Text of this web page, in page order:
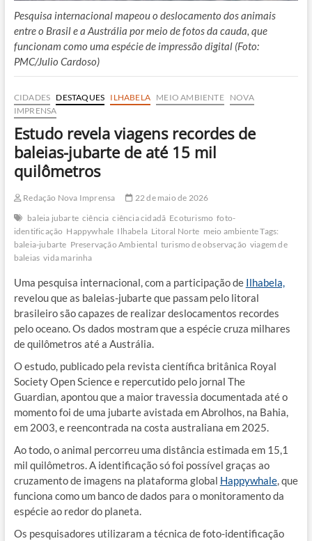
Pesquisa internacional mapeou o deslocamento dos animais
entre o Brasil e a Austrália por meio de fotos da cauda, que
funcionam como uma espécie de impressão digital (Foto:
PMC/Julio Cardoso)
CIDADES DESTAQUES ILHABELA MEIO AMBIENTE
NOVA
IMPRENSA
Estudo revela viagens recordes de
baleias-jubarte de até 15 mil
quilômetros
Redação Nova Imprensa
22 de maio de 2026
baleia jubarte ciência ciência cidadã Ecoturismo foto-
identificação Happywhale Ilhabela Litoral Norte meio ambiente Tags:
baleia-jubarte Preservação Ambiental turismo de observação viagem de
baleias vida marinha
Uma pesquisa internacional, com a participação de Ilhabela,
revelou que as baleias-jubarte que passam pelo litoral
brasileiro são capazes de realizar deslocamentos recordes
pelo oceano. Os dados mostram que a espécie cruza milhares
de quilômetros até a Austrália.
O estudo, publicado pela revista científica britânica Royal
Society Open Science e repercutido pelo jornal The
Guardian, apontou que a maior travessia documentada até o
momento foi de uma jubarte avistada em Abrolhos, na Bahia,
em 2003, e reencontrada na costa australiana em 2025.
Ao todo, o animal percorreu uma distância estimada em 15,1
mil quilômetros. A identificação só foi possível graças ao
cruzamento de imagens na plataforma global Happywhale, que
funciona como um banco de dados para o monitoramento da
espécie ao redor do planeta.
Os pesquisadores utilizaram a técnica de foto-identificação